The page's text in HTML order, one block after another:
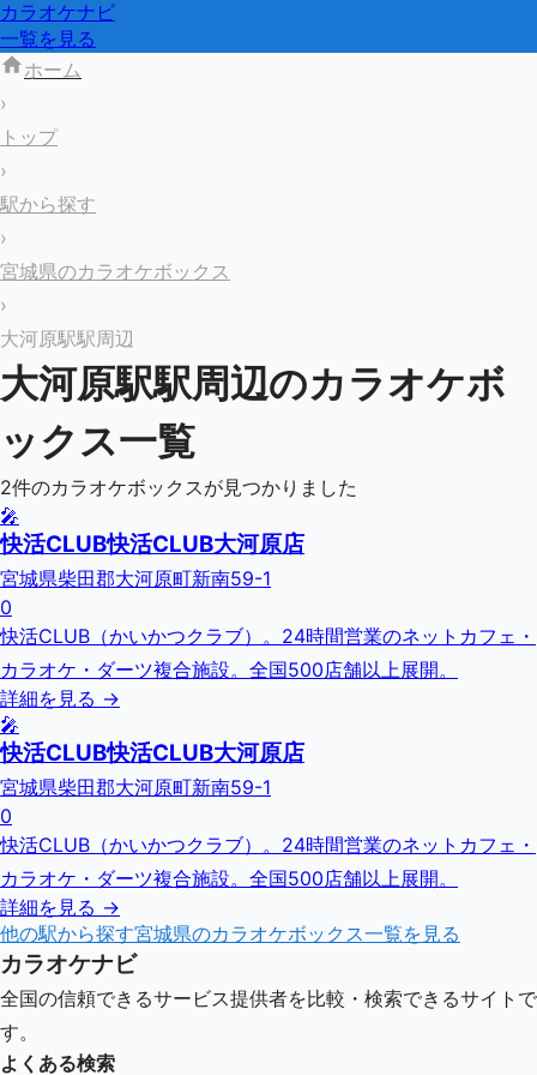
カラオケナビ
一覧を見る
ホーム
›
トップ
›
駅から探す
›
宮城県のカラオケボックス
›
大河原駅駅周辺
大河原駅駅周辺のカラオケボ
ックス一覧
2件のカラオケボックスが見つかりました
🎤
快活CLUB快活CLUB大河原店
宮城県柴田郡大河原町新南59-1
0
快活CLUB（かいかつクラブ）。24時間営業のネットカフェ・
カラオケ・ダーツ複合施設。全国500店舗以上展開。
詳細を見る →
🎤
快活CLUB快活CLUB大河原店
宮城県柴田郡大河原町新南59-1
0
快活CLUB（かいかつクラブ）。24時間営業のネットカフェ・
カラオケ・ダーツ複合施設。全国500店舗以上展開。
詳細を見る →
他の駅から探す宮城県のカラオケボックス一覧を見る
カラオケナビ
全国の信頼できるサービス提供者を比較・検索できるサイトで
す。
よくある検索